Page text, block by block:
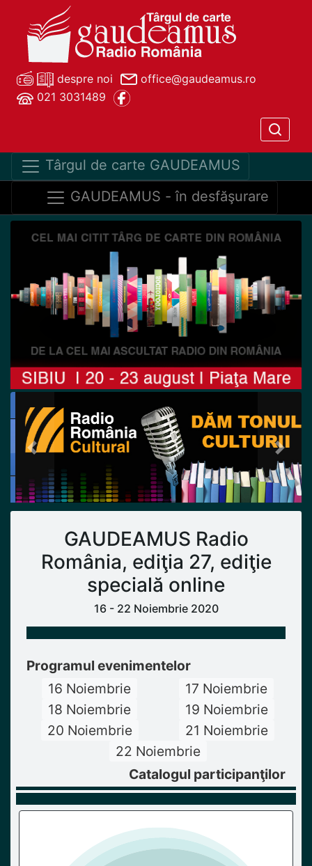
despre noi
office@gaudeamus.ro
021 3031489
Târgul de carte GAUDEAMUS
GAUDEAMUS - în desfăşurare
Previous Next
GAUDEAMUS Radio
România, ediţia 27, ediţie
specială online
16 - 22 Noiembrie 2020
Programul evenimentelor
16 Noiembrie
17 Noiembrie
18 Noiembrie
19 Noiembrie
20 Noiembrie
21 Noiembrie
22 Noiembrie
Catalogul participanţilor